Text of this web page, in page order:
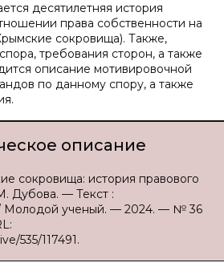
десятилетняя история
права собственности на
сокровища). Также,
требования сторон, а также
описание мотивировочной
по данному спору, а также
описание
сокровища: история правового
Дубова. — Текст :
Молодой ученый. — 2024. — № 36
535/117491.